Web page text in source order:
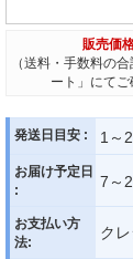
販売価
（送料・手数料の
ート」にてご
発送日目安 : 1～
お届け予定日
:
7～
お支払い方
法:
ク